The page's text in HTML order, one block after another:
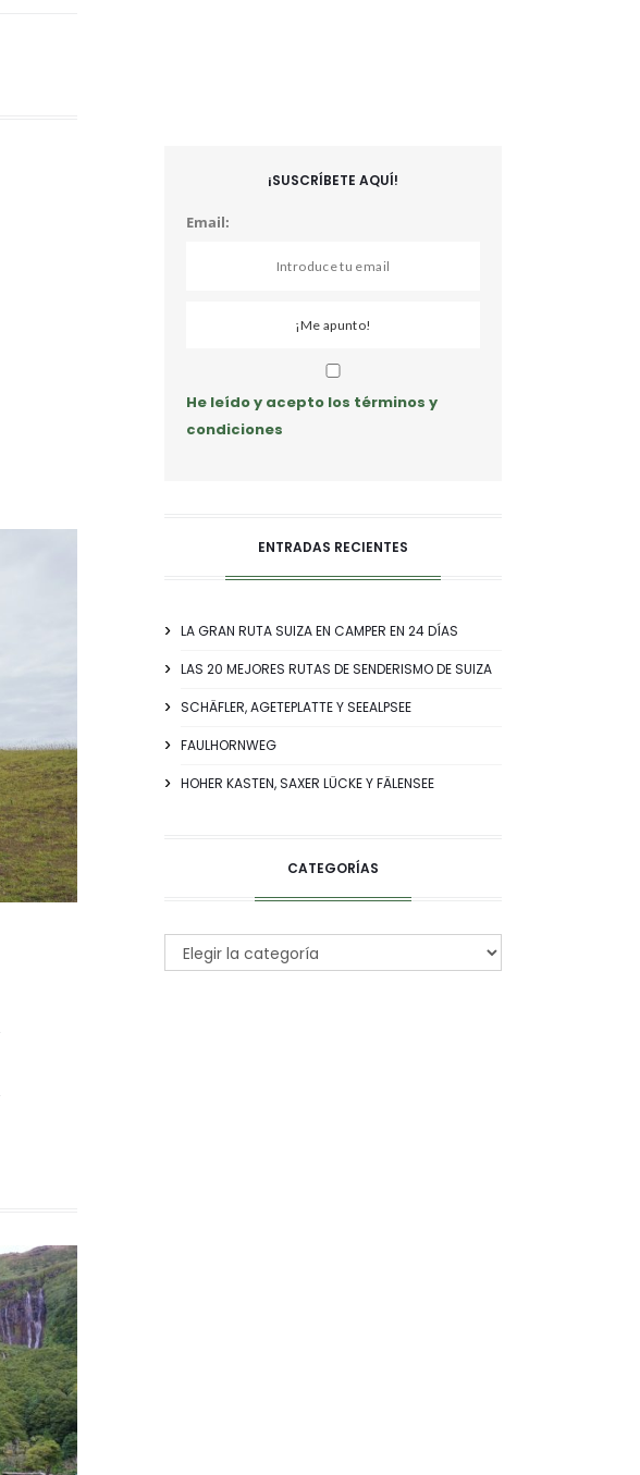
¡SUSCRÍBETE AQUÍ!
Email:
He leído y acepto los términos y
condiciones
ENTRADAS RECIENTES
LA GRAN RUTA SUIZA EN CAMPER EN 24 DÍAS
LAS 20 MEJORES RUTAS DE SENDERISMO DE SUIZA
SCHÄFLER, AGETEPLATTE Y SEEALPSEE
FAULHORNWEG
HOHER KASTEN, SAXER LÜCKE Y FÄLENSEE
CATEGORÍAS